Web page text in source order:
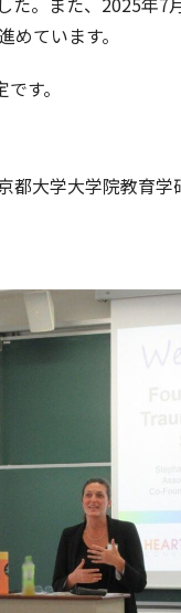
ています。
す。
都大学大学院教育